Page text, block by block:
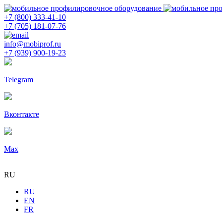
+7 (800) 333-41-10
+7 (705) 181-07-76
info@mobiprof.ru
+7 (939) 900-19-23
Telegram
Вконтакте
Max
RU
RU
EN
FR